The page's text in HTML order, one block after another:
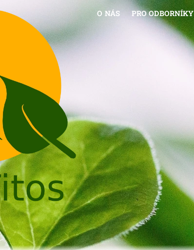
O NÁS PRO ODBORNÍKY